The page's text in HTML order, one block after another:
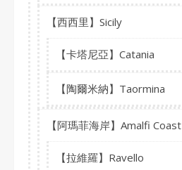
【西西里】Sicily
【卡塔尼亞】Catania
【陶爾米納】Taormina
【阿瑪菲海岸】Amalfi Coast
【拉維羅】Ravello